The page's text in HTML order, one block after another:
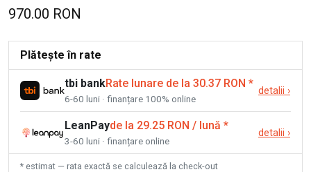
970.00 RON
Plătește în rate
tbi bankRate lunare de la 30.37 RON *
6-60 luni · finanțare 100% online
detalii ›
LeanPayde la 29.25 RON / lună *
3-60 luni · finanțare online
detalii ›
* estimat — rata exactă se calculează la check-out